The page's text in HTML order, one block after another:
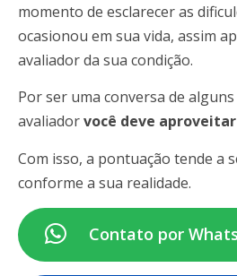
momento de esclarecer as
ocasionou em sua vida, assim
avaliador da sua condição.
Por ser uma conversa de
avaliadorvocê deve
Com isso, a pontuação tende a
conforme a sua realidade.
Contato por